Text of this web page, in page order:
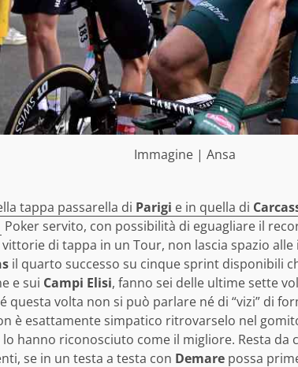
Immagine | Ansa
tappa passarella di Parigi e in quella di
Poker servito, con possibilità di eguagliare il
di tappa in un Tour, non lascia spazio
il quarto successo su cinque sprint disponibili
e sui Campi Elisi, fanno sei delle ultime sette
volta non si può parlare né di “vizi” di
è esattamente simpatico ritrovarselo nel
hanno riconosciuto come il migliore. Resta da
se in un testa a testa con Demare possa